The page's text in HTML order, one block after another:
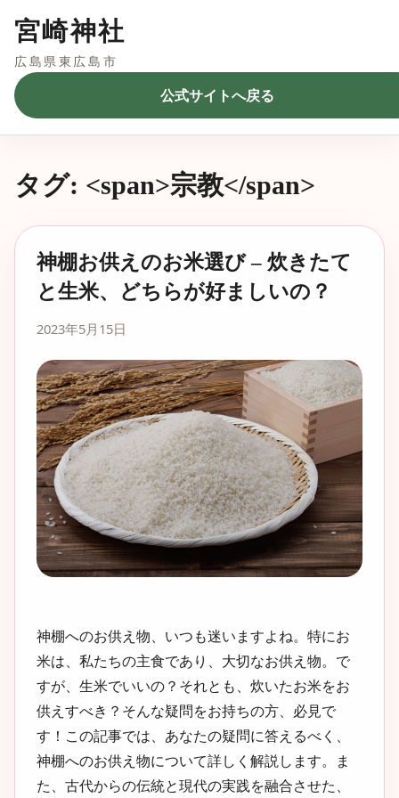
宮崎神社
広島県東広島市
公式サイトへ戻る
タグ: <span>宗教</span>
神棚お供えのお米選び – 炊きたて
と生米、どちらが好ましいの？
2023年5月15日
神棚へのお供え物、いつも迷いますよね。特にお
米は、私たちの主食であり、大切なお供え物。で
すが、生米でいいの？それとも、炊いたお米をお
供えすべき？そんな疑問をお持ちの方、必見で
す！この記事では、あなたの疑問に答えるべく、
神棚へのお供え物について詳しく解説します。ま
た、古代からの伝統と現代の実践を融合させた、